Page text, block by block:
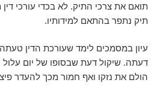
תואם את צרכי התיק. לא בכדי עורכי דין
תיק נתפר בהתאם למידותיו.
עיון במסמכים לימד שעורכת הדין
דעתה. שיקול דעת שבסופו של יום עלול
הולם את נזקו ואף חמור מכך להעדר